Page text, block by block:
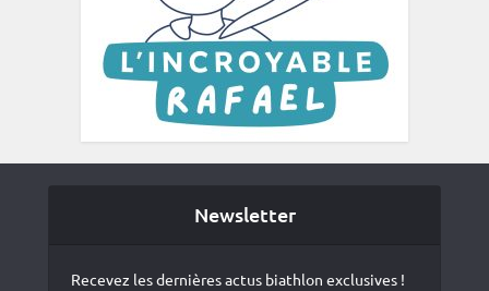
Newsletter
Recevez les dernières actus biathlon exclusives !